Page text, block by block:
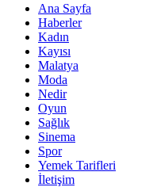
Ana Sayfa
Haberler
Kadın
Kayısı
Malatya
Moda
Nedir
Oyun
Sağlık
Sinema
Spor
Yemek Tarifleri
İletişim